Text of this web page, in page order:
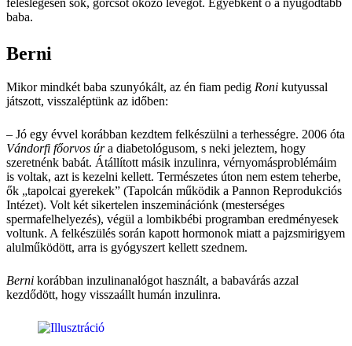
feleslegesen sok, görcsöt okozó levegőt. Egyébként ő a nyugodtabb
baba.
Berni
Mikor mindkét baba szunyókált, az én fiam pedig Roni kutyussal
játszott, visszaléptünk az időben:
– Jó egy évvel korábban kezdtem felkészülni a terhességre. 2006 óta
Vándorfi főorvos úra diabetológusom, s neki jeleztem, hogy
szeretnénk babát. Átállított másik inzulinra, vérnyomásproblémáim
is voltak, azt is kezelni kellett. Természetes úton nem estem teherbe,
ők „tapolcai gyerekek” (Tapolcán működik a Pannon Reprodukciós
Intézet). Volt két sikertelen inszeminációnk (mesterséges
spermafelhelyezés), végül a lombikbébi programban eredményesek
voltunk. A felkészülés során kapott hormonok miatt a pajzsmirigyem
alulműködött, arra is gyógyszert kellett szednem.
Berni korábban inzulinanalógot használt, a babavárás azzal
kezdődött, hogy visszaállt humán inzulinra.